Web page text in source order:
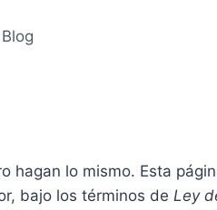
Blog
hagan lo mismo. Esta
bajo los términos de Ley